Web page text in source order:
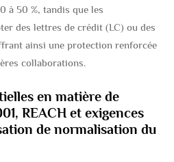
à 50 %, tandis que les
des lettres de crédit (LC) ou des
ainsi une protection renforcée
collaborations.
en matière de
REACH et exigences
de normalisation du